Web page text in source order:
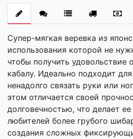
Супер-мягкая веревка из
использования которой не
чтобы получить удовольствие
кабалу. Идеально подходит
ненадолго связать руки или
этом отличается своей
долговечностью, что делает
любителей более грубого
создания сложных